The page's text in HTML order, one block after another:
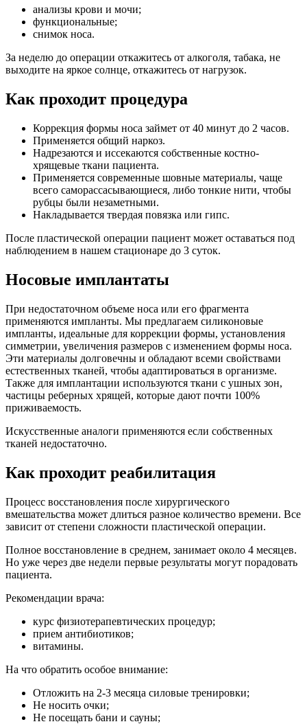
анализы крови и мочи;
функциональные;
снимок носа.
За неделю до операции откажитесь от алкоголя, табака, не
выходите на яркое солнце, откажитесь от нагрузок.
Как проходит процедура
Коррекция формы носа займет от 40 минут до 2 часов.
Применяется общий наркоз.
Надрезаются и иссекаются собственные костно-
хрящевые ткани пациента.
Применяется современные шовные материалы, чаще
всего саморассасывающиеся, либо тонкие нити, чтобы
рубцы были незаметными.
Накладывается твердая повязка или гипс.
После пластической операции пациент может оставаться под
наблюдением в нашем стационаре до 3 суток.
Носовые имплантаты
При недостаточном объеме носа или его фрагмента
применяются импланты. Мы предлагаем силиконовые
импланты, идеальные для коррекции формы, установления
симметрии, увеличения размеров с изменением формы носа.
Эти материалы долговечны и обладают всеми свойствами
естественных тканей, чтобы адаптироваться в организме.
Также для имплантации используются ткани с ушных зон,
частицы реберных хрящей, которые дают почти 100%
приживаемость.
Искусственные аналоги применяются если собственных
тканей недостаточно.
Как проходит реабилитация
Процесс восстановления после хирургического
вмешательства может длиться разное количество времени. Все
зависит от степени сложности пластической операции.
Полное восстановление в среднем, занимает около 4 месяцев.
Но уже через две недели первые результаты могут порадовать
пациента.
Рекомендации врача:
курс физиотерапевтических процедур;
прием антибиотиков;
витамины.
На что обратить особое внимание:
Отложить на 2-3 месяца силовые тренировки;
Не носить очки;
Не посещать бани и сауны;